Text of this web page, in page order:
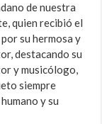
de nuestra
quien recibió el
su hermosa y
destacando su
y musicólogo,
siempre
y su